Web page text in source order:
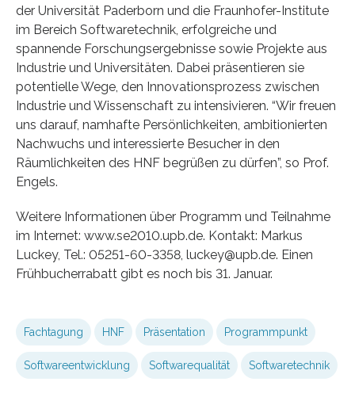
der Universität Paderborn und die Fraunhofer-Institute
im Bereich Softwaretechnik, erfolgreiche und
spannende Forschungsergebnisse sowie Projekte aus
Industrie und Universitäten. Dabei präsentieren sie
potentielle Wege, den Innovationsprozess zwischen
Industrie und Wissenschaft zu intensivieren. “Wir freuen
uns darauf, namhafte Persönlichkeiten, ambitionierten
Nachwuchs und interessierte Besucher in den
Räumlichkeiten des HNF begrüßen zu dürfen”, so Prof.
Engels.
Weitere Informationen über Programm und Teilnahme
im Internet: www.se2010.upb.de. Kontakt: Markus
Luckey, Tel.: 05251-60-3358, luckey@upb.de. Einen
Frühbucherrabatt gibt es noch bis 31. Januar.
Fachtagung HNF Präsentation Programmpunkt
Softwareentwicklung Softwarequalität Softwaretechnik